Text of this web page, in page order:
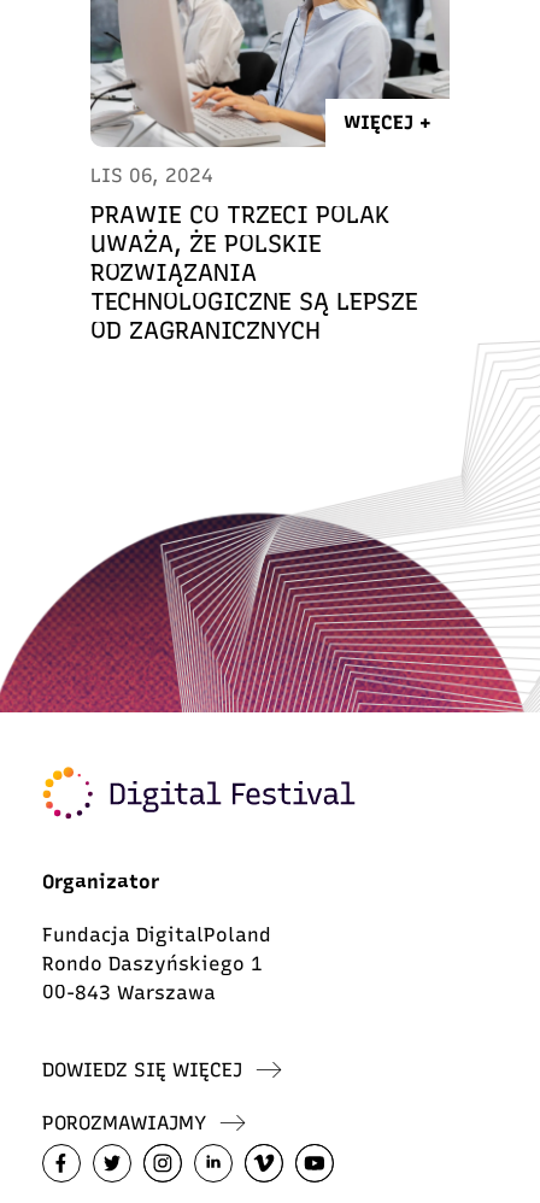
WIĘCEJ +
LIS 06, 2024
PRAWIE CO TRZECI POLAK
UWAŻA, ŻE POLSKIE
ROZWIĄZANIA
TECHNOLOGICZNE SĄ LEPSZE
OD ZAGRANICZNYCH
Organizator
Fundacja DigitalPoland
Rondo Daszyńskiego 1
00-843 Warszawa
DOWIEDZ SIĘ WIĘCEJ
POROZMAWIAJMY